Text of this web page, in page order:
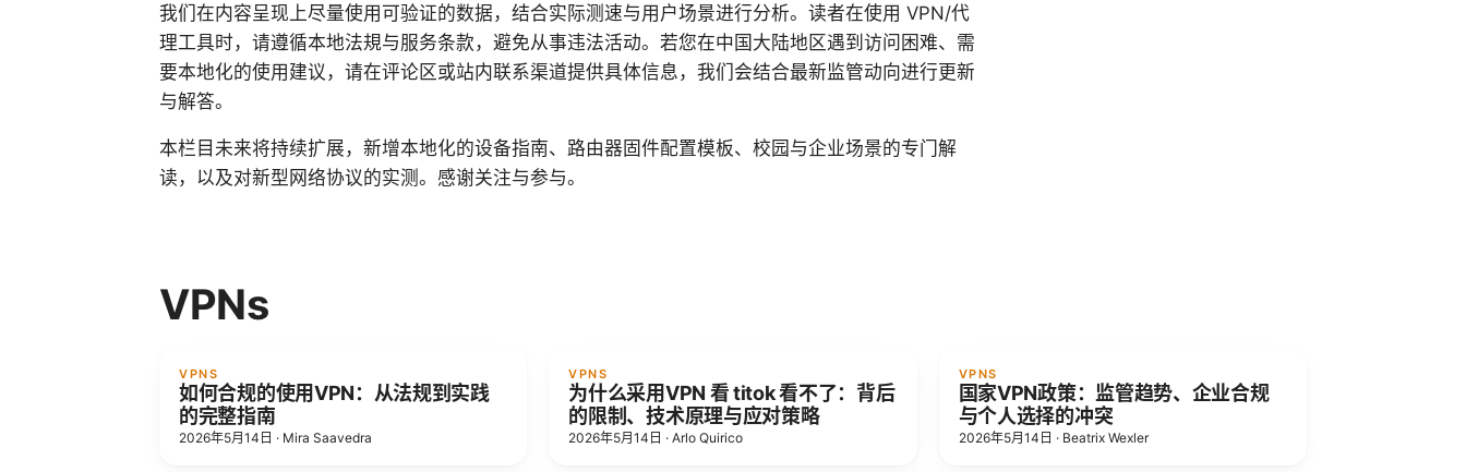
我们在内容呈现上尽量使用可验证的数据，结合实际测速与用户场景进行分析。读者在使用 VPN/代
理工具时，请遵循本地法規与服务条款，避免从事违法活动。若您在中国大陆地区遇到访问困难、需
要本地化的使用建议，请在评论区或站内联系渠道提供具体信息，我们会结合最新监管动向进行更新
与解答。
本栏目未来将持续扩展，新增本地化的设备指南、路由器固件配置模板、校园与企业场景的专门解
读，以及对新型网络协议的实测。感谢关注与参与。
VPNs
VPNS
如何合规的使用VPN：从法规到实践
的完整指南
2026年5月14日 · Mira Saavedra
VPNS
为什么采用VPN 看 titok 看不了：背后
的限制、技术原理与应对策略
2026年5月14日 ·Arlo Quirico
VPNS
国家VPN政策：监管趋势、企业合规
与个人选择的冲突
2026年5月14日 · Beatrix Wexler